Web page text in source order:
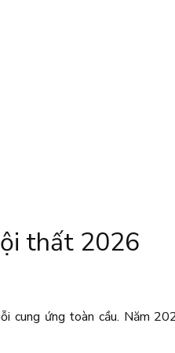
thất 2026
cung ứng toàn cầu. Năm